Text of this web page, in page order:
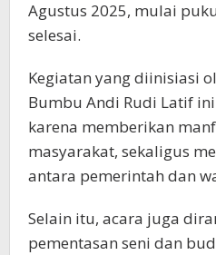
Agustus 2025, mulai
selesai.
Kegiatan yang diinisiasi
Bumbu Andi Rudi Latif
karena memberikan
masyarakat, sekaligus
antara pemerintah dan
Selain itu, acara juga
pementasan seni dan